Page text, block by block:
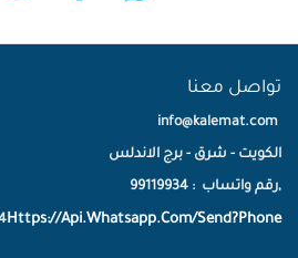
تواصل معنا
info@kalemat.com
الكويت - شرق - برج الاندلس
,رقم واتساب : 99119934
Https://Api.Whatsapp.Com/Send?Phone